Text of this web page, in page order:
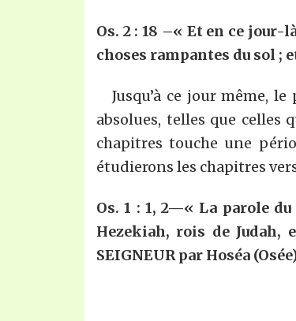
Os. 2 : 18 –« Et en ce jour-
choses rampantes du sol ;
Jusqu’à ce jour même,
absolues, telles que celles
chapitres touche une
étudierons les chapitres
Os. 1 : 1, 2—« La parole du
Hezekiah, rois de Judah,
SEIGNEUR par Hoséa